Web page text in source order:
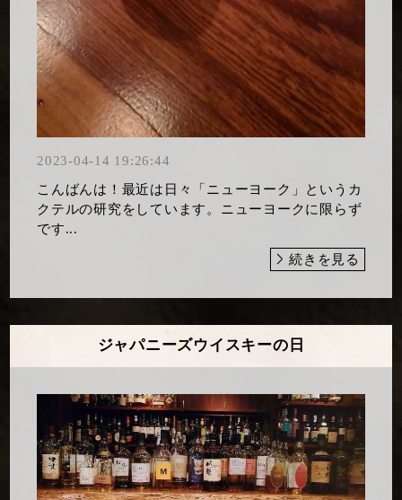
2023-04-14 19:26:44
こんばんは！最近は日々「ニューヨーク」というカ
クテルの研究をしています。ニューヨークに限らず
です...
続きを見る
ジャパニーズウイスキーの日